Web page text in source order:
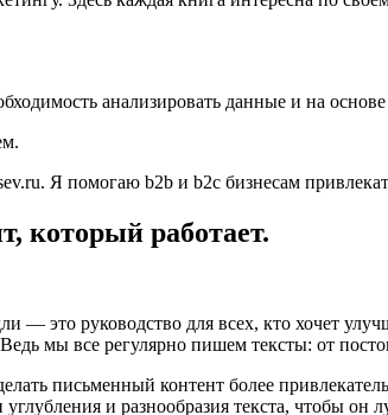
анализировать данные и на
Я помогаю b2b и b2c бизнесам
который работает.
— это руководство для всех, кто хочет
мы все регулярно пишем тексты: от
письменный контент более
и разнообразия текста, чтобы он